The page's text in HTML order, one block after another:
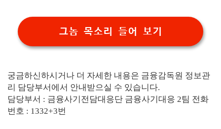
그놈 목소리 들어 보기
궁금하신하시거나 더 자세한 내용은 금융감독원 정보관
리 담당부서에서 안내받으실 수 있습니다.
담당부서 : 금융사기전담대응단 금융사기대응 2팀 전화
번호 : 1332+3번